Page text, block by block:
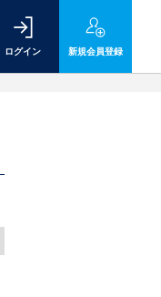
ログイン 新規会員登録